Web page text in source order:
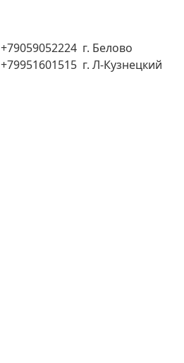
+79059052224 г. Белово
+79951601515 г. Л-Кузнецкий